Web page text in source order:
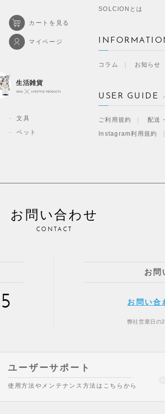
カートを見る
マイページ
生活雑貨
文具
ペット
SOLCIONとは
コラム お知らせ
USER GUIDE
ご利用規約 配送
Instagram利用規約
お問い合わせ
CONTACT
お問
お問い合
弊社営業日の
ユーザーサポート
使用方法やメンテナンス方法はこちらから